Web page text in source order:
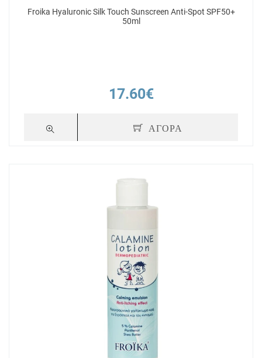
Froika Hyaluronic Silk Touch Sunscreen Anti-Spot SPF50+
50ml
17.60€
ΑΓΟΡΑ